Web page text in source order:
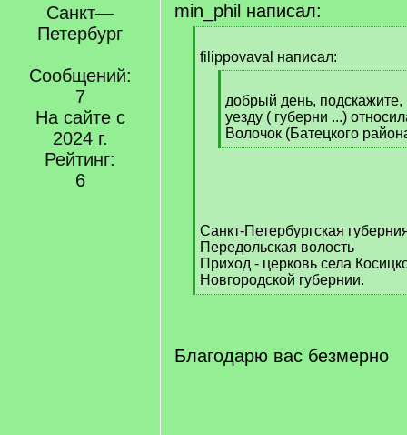
Санкт—
Петербург
Сообщений:
7
На сайте с
2024 г.
Рейтинг:
6
min_phil написал:
q
filippovaval написал:
q
]
добрый день, подскажите,
уезду ( губерни ...)
Волочок (Батецкого
[
Санкт-Петербургская
Передольская волость
Приход - церковь села
Новгородской губернии.
[
Благодарю вас безмерно